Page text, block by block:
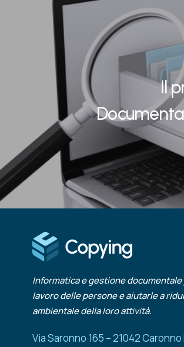
Il
Informatica e gestione
lavoro delle persone e aiutarle a
ambientale della loro attività.
Via Saronno 165 – 21042